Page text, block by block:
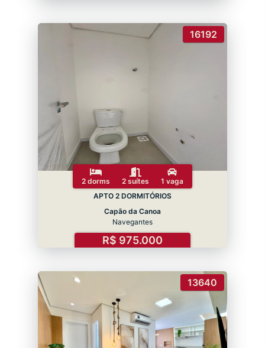
16192
2 dorms 2 suítes
1 vaga
APTO 2 DORMITÓRIOS
Capão da Canoa
Navegantes
R$ 975.000
13640